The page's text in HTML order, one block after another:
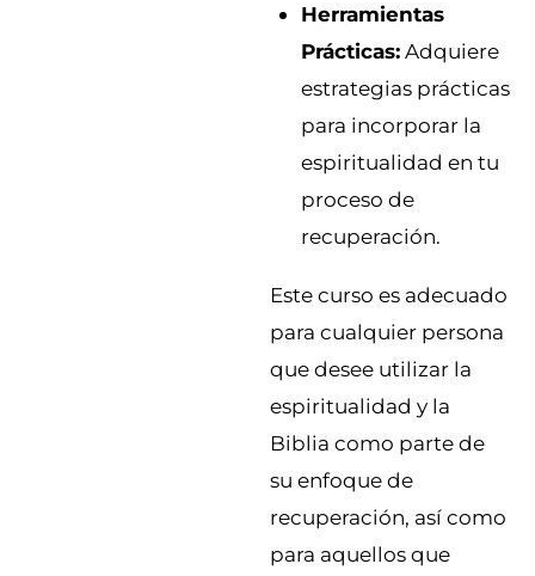
Herramientas
Prácticas:Adquiere
estrategias prácticas
para incorporar la
espiritualidad en tu
proceso de
recuperación.
Este curso es adecuado
para cualquier persona
que desee utilizar la
espiritualidad y la
Biblia como parte de
su enfoque de
recuperación, así como
para aquellos que